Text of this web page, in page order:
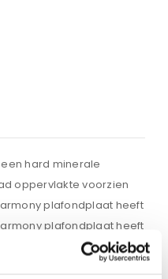
hard minerale
oppervlakte voorzien
plafondplaat heeft
plafondplaat heeft
als brandwerende
gemakkelijk te monteren